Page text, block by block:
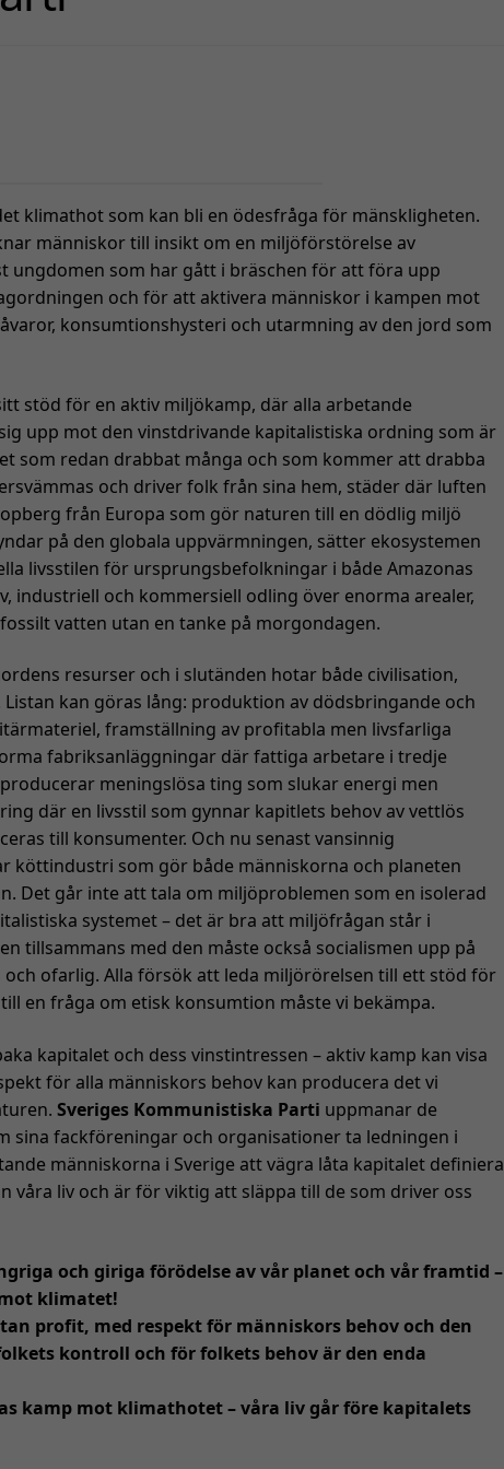
klimathot som kan bli en ödesfråga för mänskligheten.
människor till insikt om en miljöförstörelse av
ungdomen som har gått i bräschen för att föra upp
och för att aktivera människor i kampen mot
konsumtionshysteri och utarmning av den jord som
stöd för en aktiv miljökamp, där alla arbetande
upp mot den vinstdrivande kapitalistiska ordning som är
som redan drabbat många och som kommer att drabba
och driver folk från sina hem, städer där luften
från Europa som gör naturen till en dödlig miljö
på den globala uppvärmningen, sätter ekosystemen
livsstilen för ursprungsbefolkningar i både Amazonas
industriell och kommersiell odling över enorma arealer,
vatten utan en tanke på morgondagen.
resurser och i slutänden hotar både civilisation,
kan göras lång: produktion av dödsbringande och
framställning av profitabla men livsfarliga
fabriksanläggningar där fattiga arbetare i tredje
meningslösa ting som slukar energi men
där en livsstil som gynnar kapitlets behov av vettlös
till konsumenter. Och nu senast vansinnig
köttindustri som gör både människorna och planeten
Det går inte att tala om miljöproblemen som en isolerad
systemet – det är bra att miljöfrågan står i
tillsammans med den måste också socialismen upp på
ofarlig. Alla försök att leda miljörörelsen till ett stöd för
en fråga om etisk konsumtion måste vi bekämpa.
kapitalet och dess vinstintressen – aktiv kamp kan visa
för alla människors behov kan producera det vi
Sveriges Kommunistiska Parti uppmanar de
sina fackföreningar och organisationer ta ledningen i
människorna i Sverige att vägra låta kapitalet definiera
våra liv och är för viktig att släppa till de som driver oss
och giriga förödelse av vår planet och vår framtid –
klimatet!
profit, med respekt för människors behov och den
kontroll och för folkets behov är den enda
kamp mot klimathotet – våra liv går före kapitalets